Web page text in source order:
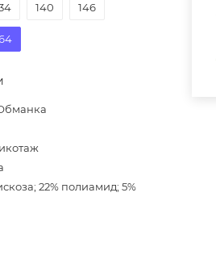
140 146
22% полиамид; 5%